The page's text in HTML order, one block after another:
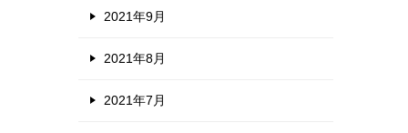
2021年9月
2021年8月
2021年7月